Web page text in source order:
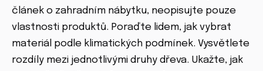
článek o zahradním nábytku, neopisujte pouze
vlastnosti produktů. Poraďte lidem, jak vybrat
materiál podle klimatických podmínek. Vysvětlete
rozdíly mezi jednotlivými druhy dřeva. Ukažte, jak